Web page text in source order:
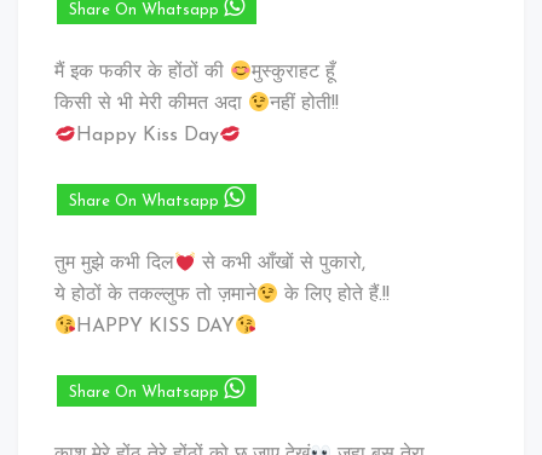
Share On Whatsapp
मैं इक फकीर के होंठों की
मुस्कुराहट हूँ
किसी से भी मेरी कीमत अदा
नहीं होती!!
Happy Kiss Day
Share On Whatsapp
तुम मुझे कभी दिल
से कभी आँखों से पुकारो,
ये होठों के तकल्लुफ तो ज़माने
के लिए होते हैं.!!
HAPPY KISS DAY
Share On Whatsapp